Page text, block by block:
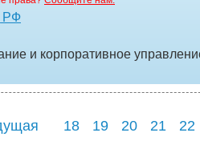
РФ
и корпоративное
18 19 20 21 22